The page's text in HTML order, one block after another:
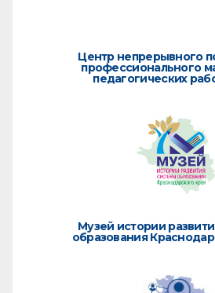
Центр непрерывного
профессионального
педагогических
Музей истории
образования